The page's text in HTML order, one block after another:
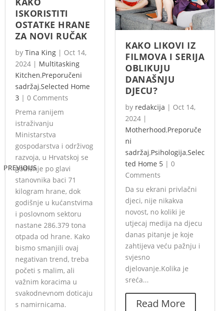
PREVIOUS
ISKORISTITI
OSTATKE HRANE
ZA NOVI RUČAK
by Tina King | Oct 14,
2024 | Multitasking
Kitchen,Preporučeni
sadržaj,Selected Home
3 | 0 Comments
Prema ranijem
istraživanju
Ministarstva
gospodarstva i održivog
razvoja, u Hrvatskoj se
godišnje po glavi
stanovnika baci 71
kilogram hrane, dok
godišnje u kućanstvima
i poslovnom sektoru
nastane 286.379 tona
otpada od hrane. Kako
bismo smanjili ovaj
negativan trend, treba
početi s malim, ali
važnim koracima u
svakodnevnom doticaju
s namirnicama.
KAKO LIKOVI IZ
FILMOVA I SERIJA
OBLIKUJU
DANAŠNJU
DJECU?
by redakcija | Oct 14,
2024 |
Motherhood,Preporuče
ni
sadržaj,Psihologija,Selec
ted Home 5 | 0
Comments
Da su ekrani privlačni
djeci, nije nikakva
novost, no koliki je
utjecaj medija na djecu
danas pitanje je koje
zahtijeva veću pažnju i
svjesno
djelovanje.Kolika je
sreća...
Read More